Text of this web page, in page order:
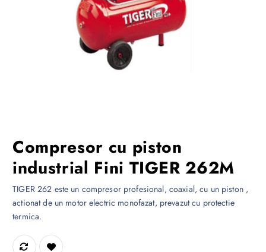
Compresor cu piston
industrial Fini TIGER 262M
TIGER 262 este un compresor profesional, coaxial, cu un piston ,
actionat de un motor electric monofazat, prevazut cu protectie
termica.